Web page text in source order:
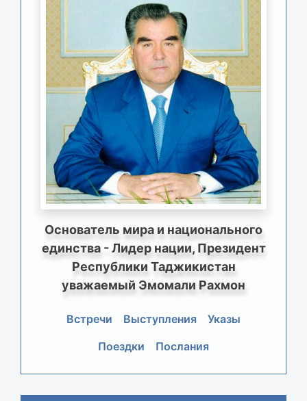
Основатель мира и национального
единства - Лидер нации, Президент
Республики Таджикистан
уважаемый Эмомали Рахмон
Встречи Выступления
Указы
Поездки
Послания